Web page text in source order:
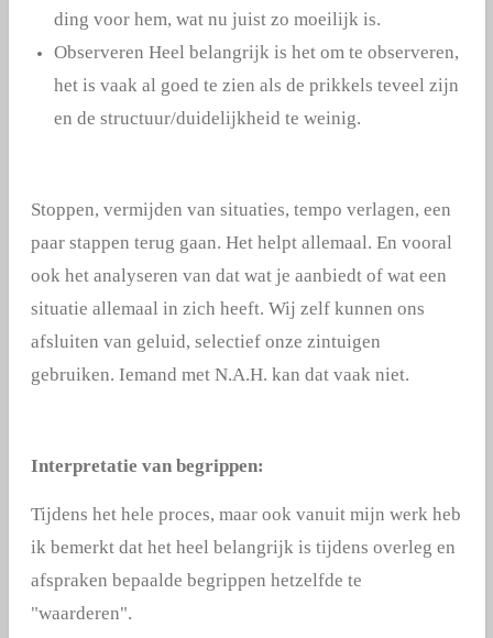
ding voor hem, wat nu juist zo moeilijk is.
Observeren Heel belangrijk is het om te observeren,
het is vaak al goed te zien als de prikkels teveel zijn
en de structuur/duidelijkheid te weinig.
Stoppen, vermijden van situaties, tempo verlagen, een
paar stappen terug gaan. Het helpt allemaal. En vooral
ook het analyseren van dat wat je aanbiedt of wat een
situatie allemaal in zich heeft. Wij zelf kunnen ons
afsluiten van geluid, selectief onze zintuigen
gebruiken. Iemand met N.A.H. kan dat vaak niet.
Interpretatie van begrippen:
Tijdens het hele proces, maar ook vanuit mijn werk heb
ik bemerkt dat het heel belangrijk is tijdens overleg en
afspraken bepaalde begrippen hetzelfde te
"waarderen".